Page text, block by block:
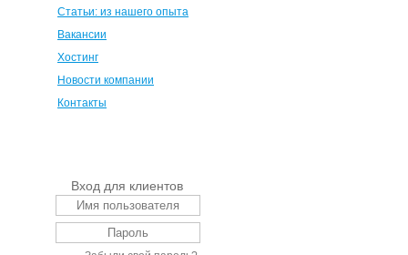
Статьи: из нашего опыта
Вакансии
Хостинг
Новости компании
Контакты
Вход для клиентов